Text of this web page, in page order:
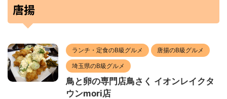
唐揚
ランチ・定食のB級グルメ 唐揚のB級グルメ
埼玉県のB級グルメ
鳥と卵の専門店鳥さく イオンレイクタ
ウンmori店